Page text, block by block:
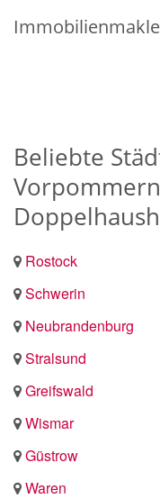
Beliebte
Rostock
Schwerin
Neubrandenburg
Stralsund
Greifswald
Wismar
Güstrow
Waren